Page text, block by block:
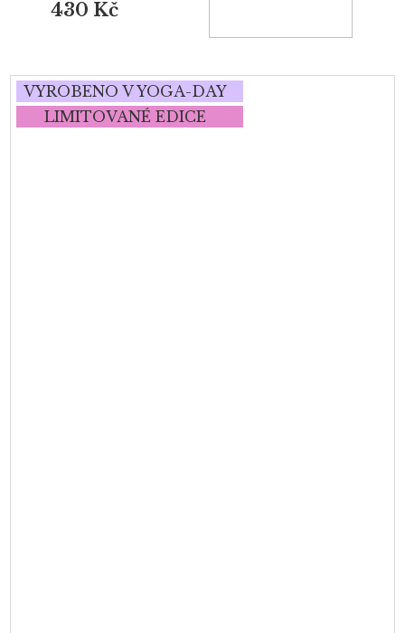
430 Kč
VYROBENO V YOGA-DAY
LIMITOVANÉ EDICE